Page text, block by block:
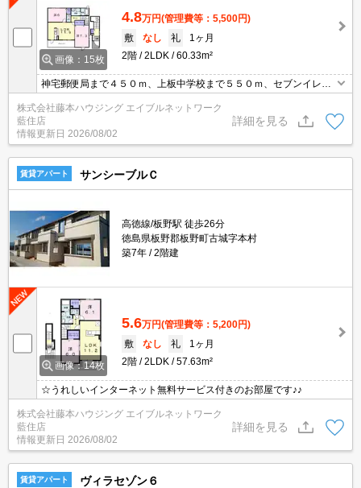
画像：15枚
4.8万円(管理費等：5,500円)
敷
なし 礼
1ヶ月
2階
2LDK 60.33m²
神宅郵便局まで４５０ｍ、上板中学校まで５５０ｍ、セブンイレブ
ンまで７００ｍです。・インターネット無料物件（ＤＫネット）無
線ルーター内蔵タイプ、直ぐ利用可能です。・追焚機能・カウンタ
ーキッチン・浴室乾燥機
株式会社藤本ハウジング エイブルネットワーク
藍住店
情報更新日 2026/08/02
詳細を見る
賃貸アパート サンシーブルＣ
高徳線/板野駅 徒歩26分
徳島県板野郡板野町古城字本村
築7年
2階建
画像：14枚
5.6万円(管理費等：5,200円)
敷
なし 礼
1ヶ月
2階
2LDK 57.63m²
☆うれしいインターネット無料サービス付きのお部屋です♪♪
株式会社藤本ハウジング エイブルネットワーク
藍住店
情報更新日 2026/08/02
詳細を見る
賃貸アパート ヴィラセゾン６